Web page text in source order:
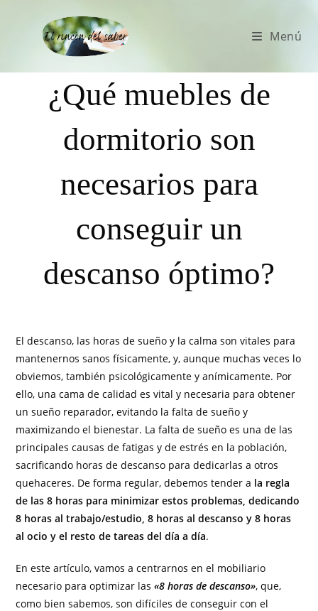
Menú
¿Qué muebles de
dormitorio son
necesarios para
conseguir un
descanso óptimo?
El descanso, las horas de sueño y la calma son vitales para
mantenernos sanos físicamente, y, aunque muchas veces lo
obviemos, también psicológicamente y anímicamente. Por
ello, una cama de calidad es vital y necesaria para obtener
un sueño reparador, evitando la falta de sueño y
maximizando el bienestar. La falta de sueño es una de las
principales causas de fatigas y de estrés en la población,
sacrificando horas de descanso para dedicarlas a otros
quehaceres. De forma regular, debemos tender a la regla
de las 8 horas para minimizar estos problemas, dedicando
8 horas al trabajo/estudio, 8 horas al descanso y 8 horas
al ocio y el resto de tareas del día a día.
En este artículo, vamos a centrarnos en el mobiliario
necesario para optimizar las«8 horas de descanso», que,
como bien sabemos, son difíciles de conseguir con el